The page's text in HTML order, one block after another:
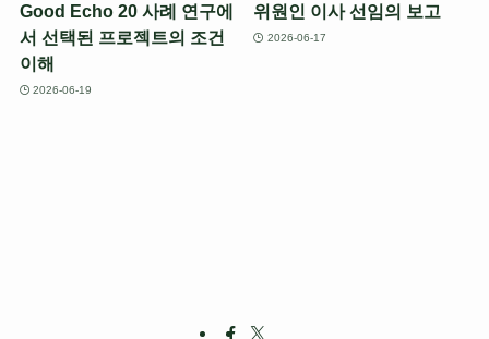
Good Echo 20 사례 연구에
서 선택된 프로젝트의 조건
이해
2026-06-19
위원인 이사 선임의 보고
2026-06-17